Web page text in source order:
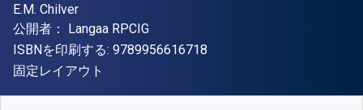
著者
E.M. Chilver
出版社
公開者： Langaa RPCIG
ISBNを印刷する: 9789956616718
形式
固定レイアウト